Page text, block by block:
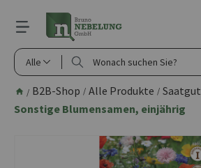
springen
Alle
/ B2B-Shop / Alle Produkte / Saatgut
Sonstige Blumensamen, einjährig